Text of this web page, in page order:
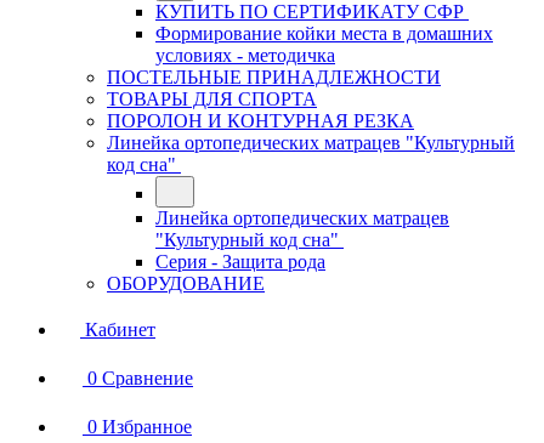
КУПИТЬ ПО СЕРТИФИКАТУ СФР
Формирование койки места в домашних
условиях - методичка
ПОСТЕЛЬНЫЕ ПРИНАДЛЕЖНОСТИ
ТОВАРЫ ДЛЯ СПОРТА
ПОРОЛОН И КОНТУРНАЯ РЕЗКА
Линейка ортопедических матрацев "Культурный
код сна"
Линейка ортопедических матрацев
"Культурный код сна"
Серия - Защита рода
ОБОРУДОВАНИЕ
Кабинет
0 Сравнение
0 Избранное